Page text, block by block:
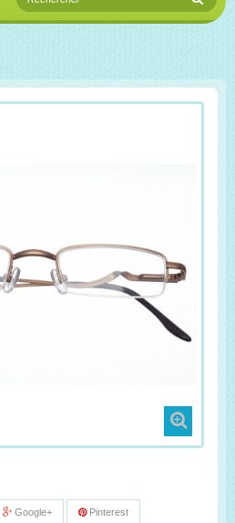
Google+ Pinterest